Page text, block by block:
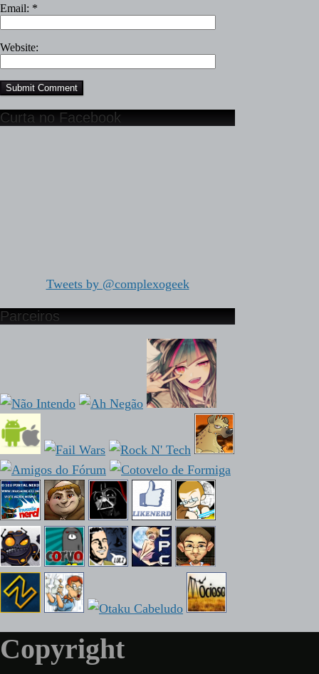
Email: *
Website:
Curta no Facebook
Tweets by @complexogeek
Parceiros
Copyright